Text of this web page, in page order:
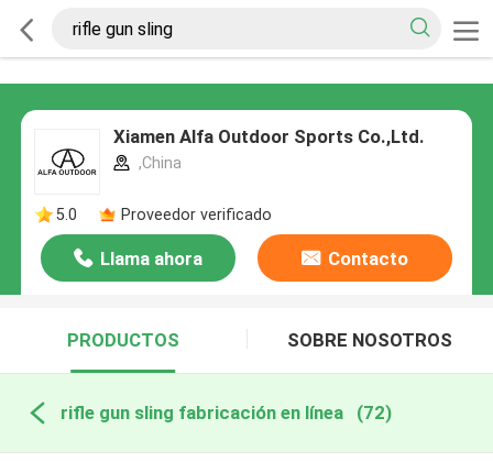
Xiamen Alfa Outdoor Sports Co.,Ltd.
,China
5.0 Proveedor verificado
Llama ahora Contacto
PRODUCTOS SOBRE NOSOTROS
rifle gun sling fabricación en línea (72)